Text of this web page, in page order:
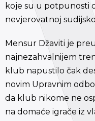
koje su u potpunosti
nevjerovatnoj
Mensur Džaviti je
najnezahvalnijem
klub napustilo čak
novim Upravnim
da klub nikome ne
na domaće igrače iz